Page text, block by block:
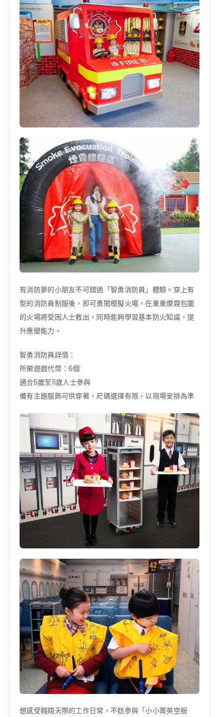
有消防夢的小朋友不可錯過「智勇消防員」體驗。穿上有
型的消防員制服後，即可勇闖模擬火場，在重重煙霧包圍
的火場將受困人士救出，同時能夠學習基本防火知識，提
升應變能力。
智勇消防員詳情：
所需遊戲代幣：6個
適合5歲至11歲人士參與
備有主題服飾可供穿著，尺碼選擇有限，以現場安排為準
想感受翱翔天際的工作日常，不妨參與「小小菁英空服